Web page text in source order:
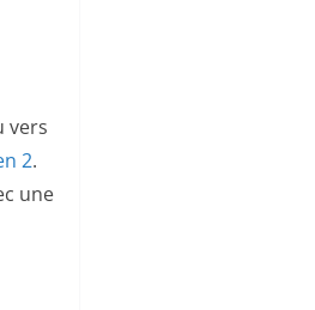
vers
2.
une